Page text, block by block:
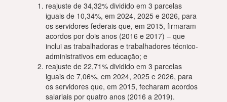
reajuste de 34,32% dividido em 3 parcelas
iguais de 10,34%, em 2024, 2025 e 2026, para
os servidores federais que, em 2015, firmaram
acordos por dois anos (2016 e 2017) – que
inclui as trabalhadoras e trabalhadores técnico-
administrativos em educação; e
reajuste de 22,71% dividido em 3 parcelas
iguais de 7,06%, em 2024, 2025 e 2026, para
os servidores que, em 2015, fecharam acordos
salariais por quatro anos (2016 a 2019).